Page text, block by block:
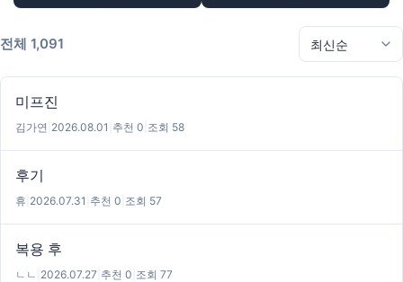
전체 1,091
미프진
김가연 2026.08.01 추천 0 조회 58
후기
휴 2026.07.31 추천 0 조회 57
복용 후
ㄴㄴ 2026.07.27 추천 0 조회 77